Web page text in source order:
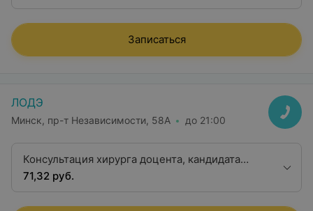
Записаться
ЛОДЭ
Минск, пр-т Независимости, 58А до 21:00
Консультация хирурга доцента, кандидата
медицинских наук
71,32 руб.